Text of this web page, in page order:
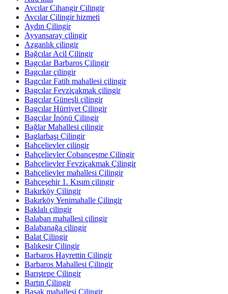
Avcılar Cihangir Çilingir
Avcılar Çilingir hizmeti
Aydın Çilingir
Ayvansaray çilingir
Azganlık çilingir
Bağcılar Acil Çilingir
Bagcılar Barbaros Çilingir
Bagcılar çilingir
Bagcılar Fatih mahallesi çilingir
Bagcılar Fevziçakmak çilingir
Bagcılar Güneşli çilingir
Bagcılar Hürriyet Çilingir
Bagcılar İnönü Çilingir
Bağlar Mahallesi çilingir
Baglarbaşı Çilingir
Bahçelievler çilingir
Bahçelievler Çobançeşme Çilingir
Bahçelievler Fevziçakmak Çilingir
Bahçelievler mahallesi Çilingir
Bahçeşehir 1. Kısım çilingir
Bakırköy Çilingir
Bakırköy Yenimahalle Çilingir
Baklalı çilingir
Balaban mahallesi çilingir
Balabanağa çilingir
Balat Çilingir
Balıkesir Çilingir
Barbaros Hayrettin Çilingir
Barbaros Mahallesi Çilingir
Barıştepe Çilingir
Bartın Çilingir
Başak mahallesi Çilingir